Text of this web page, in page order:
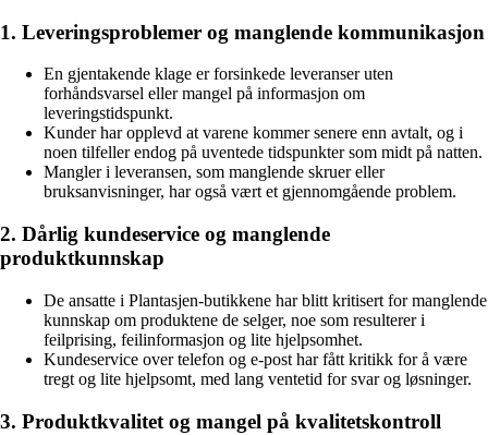
1. Leveringsproblemer og manglende kommunikasjon
En gjentakende klage er forsinkede leveranser uten
forhåndsvarsel eller mangel på informasjon om
leveringstidspunkt.
Kunder har opplevd at varene kommer senere enn avtalt, og i
noen tilfeller endog på uventede tidspunkter som midt på natten.
Mangler i leveransen, som manglende skruer eller
bruksanvisninger, har også vært et gjennomgående problem.
2. Dårlig kundeservice og manglende
produktkunnskap
De ansatte i Plantasjen-butikkene har blitt kritisert for manglende
kunnskap om produktene de selger, noe som resulterer i
feilprising, feilinformasjon og lite hjelpsomhet.
Kundeservice over telefon og e-post har fått kritikk for å være
tregt og lite hjelpsomt, med lang ventetid for svar og løsninger.
3. Produktkvalitet og mangel på kvalitetskontroll